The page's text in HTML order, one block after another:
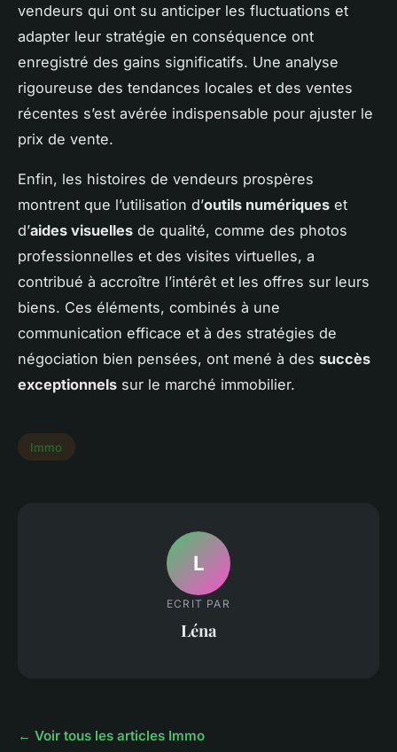
vendeurs qui ont su anticiper les fluctuations et
adapter leur stratégie en conséquence ont
enregistré des gains significatifs. Une analyse
rigoureuse des tendances locales et des ventes
récentes s’est avérée indispensable pour ajuster le
prix de vente.
Enfin, les histoires de vendeurs prospères
montrent que l’utilisation d’outils numériques et
d’aides visuelles de qualité, comme des photos
professionnelles et des visites virtuelles, a
contribué à accroître l’intérêt et les offres sur leurs
biens. Ces éléments, combinés à une
communication efficace et à des stratégies de
négociation bien pensées, ont mené à des succès
exceptionnels sur le marché immobilier.
Immo
L
ECRIT PAR
Léna
← Voir tous les articles Immo